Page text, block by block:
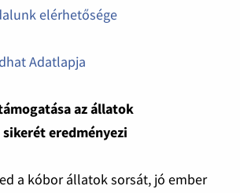
elérhetősége
Adatlapja
az állatok
eredményezi
a kóbor állatok sorsát, jó ember